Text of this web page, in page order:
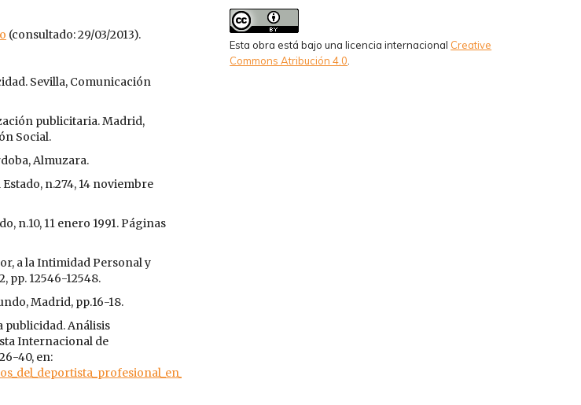
(consultado: 29/03/2013).
Sevilla, Comunicación
publicitaria. Madrid,
Social.
Almuzara.
n.274, 14 noviembre
n.10, 11 enero 1991. Páginas
a la Intimidad Personal y
pp. 12546-12548.
Madrid, pp.16-18.
publicidad. Análisis
Internacional de
40, en:
Esta obra está bajo una licencia internacional Creative
Commons Atribución 4.0